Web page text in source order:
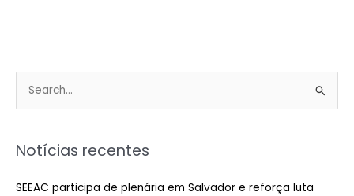
q
Notícias recentes
SEEAC participa de plenária em Salvador e reforça luta